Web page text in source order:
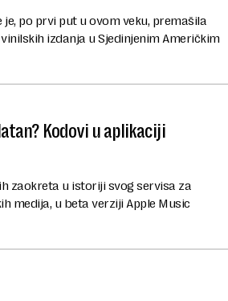
po prvi put u ovom veku, premašila
izdanja u Sjedinjenim Američkim
Kodovi u aplikaciji
zaokreta u istoriji svog servisa za
medija, u beta verziji Apple Music